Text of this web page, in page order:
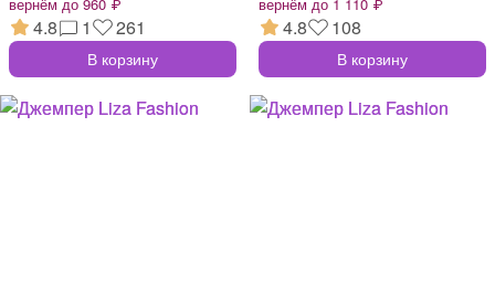
4.8 1 261
В корзину
4.8 108
В корзину